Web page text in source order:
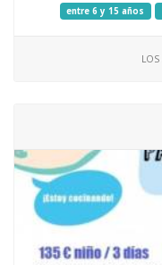
entre 6 y 15 años